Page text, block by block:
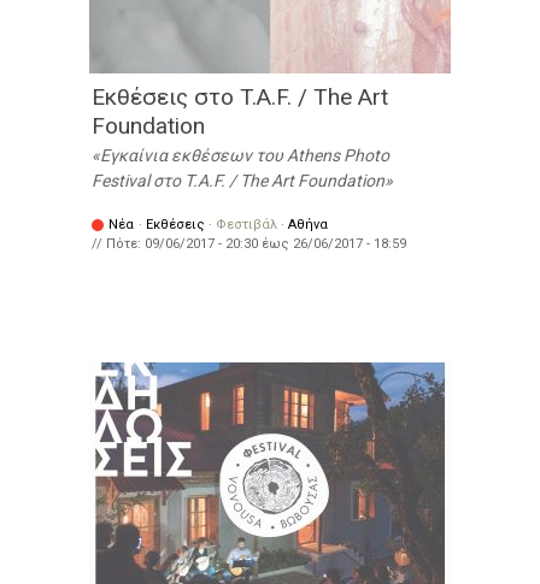
Εκθέσεις στο T.A.F. / The Art
Foundation
Εγκαίνια εκθέσεων του Athens Photo
Festival στο T.A.F. / The Art Foundation
Νέα · Εκθέσεις · Φεστιβάλ · Αθήνα
// Πότε: 09/06/2017 - 20:30 έως 26/06/2017 - 18:59